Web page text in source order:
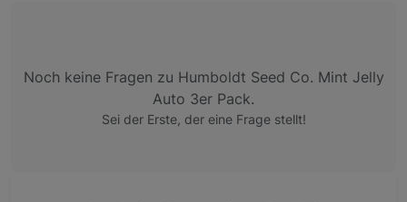
Noch keine Fragen zu Humboldt Seed Co. Mint Jelly
Auto 3er Pack.
Sei der Erste, der eine Frage stellt!